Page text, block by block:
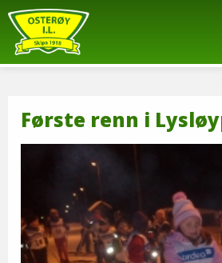
Første renn i